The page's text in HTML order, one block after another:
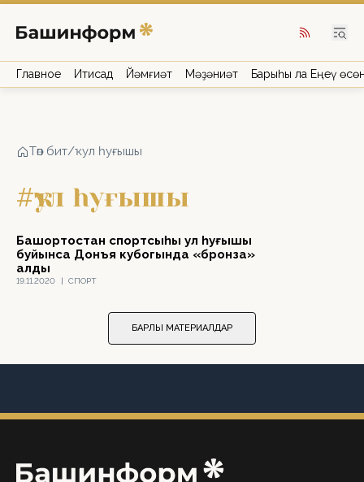
Главное Иҡтисад Йәмғиәт Мәҙәниәт Барыһы ла Еңеү
Төп бит/ҡул һуғышы
#ҡул һуғышы
19.11.2020 | СПОРТ
Башҡортостан спортсыһы ҡул һуғышы
буйынса Донъя кубогында «бронза»
алды
БАРЛЫҠ МАТЕРИАЛДАР